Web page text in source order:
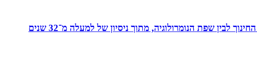
מאסטר בנומרולוגיה קבלית וטארוט ומפתחת שיטת ”קוד החיבור” - שיטה להורים ולילדים המשלבת בין שפת החינוך לבין שפת הנומרולוגיה, מתוך ניסיון של למעלה מ־32 שנים